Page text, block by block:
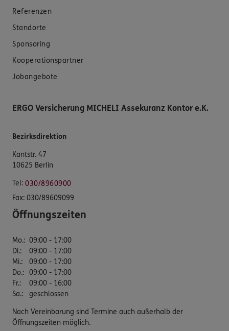
Referenzen
Standorte
Sponsoring
Kooperationspartner
Jobangebote
ERGO Versicherung MICHELI Assekuranz Kontor e.K.
Bezirksdirektion
Kantstr. 47
10625 Berlin
Tel: 030/8960900
Fax: 030/89609099
Öffnungszeiten
Mo.: 09:00 - 17:00
Di.:
09:00 - 17:00
Mi.:
09:00 - 17:00
Do.: 09:00 - 17:00
Fr.:
09:00 - 16:00
Sa.: geschlossen
Nach Vereinbarung sind Termine auch außerhalb der
Öffnungszeiten möglich.